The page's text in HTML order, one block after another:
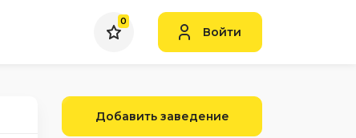
0
Войти
Добавить заведение